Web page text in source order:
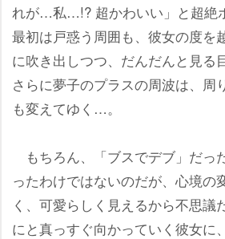
れが…私…!? 超かわいい」と超絶
最初は戸惑う周囲も、彼女の度を
に吹き出しつつ、だんだんと見る
さらに夢子のプラスの周波は、周
も変えてゆく…。
もちろん、「ブスでデブ」だっ
ったわけではないのだが、心境の
く、可愛らしく見えるから不思議
にと真っすぐ向かっていく彼女に